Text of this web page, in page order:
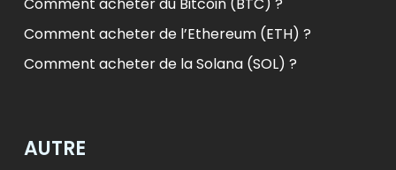
Comment acheter du Bitcoin (BTC) ?
Comment acheter de l’Ethereum (ETH) ?
Comment acheter de la Solana (SOL) ?
AUTRE